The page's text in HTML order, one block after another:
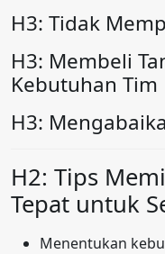
H3: Tidak
H3: Membeli
Kebutuhan Tim
H3:
H2: Tips
Tepat untuk
Menentukan